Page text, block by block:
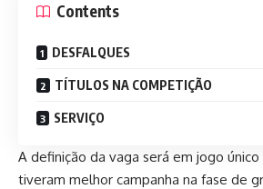
Contents
DESFALQUES
TÍTULOS NA COMPETIÇÃO
SERVIÇO
A definição da vaga será em jogo
tiveram melhor campanha na fase de